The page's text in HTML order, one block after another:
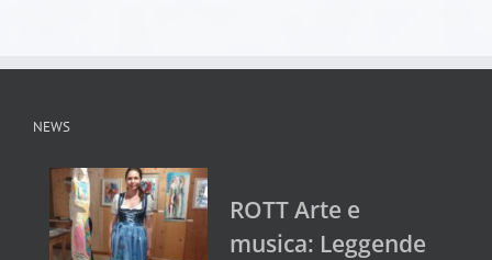
NEWS
ROTT Arte e
musica: Leggende